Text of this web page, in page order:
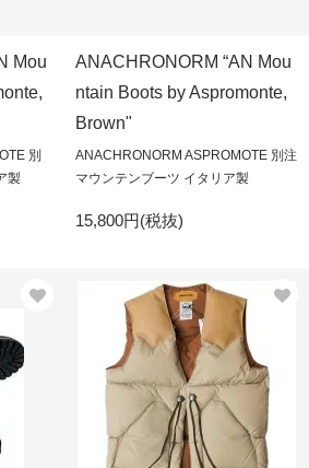
Mou
別
製
ANACHRONORM “AN Mou
ntain Boots by Aspromonte,
Brown"
ANACHRONORM ASPROMOTE 別注
マウンテンブーツ イタリア製
15,800円(税抜)